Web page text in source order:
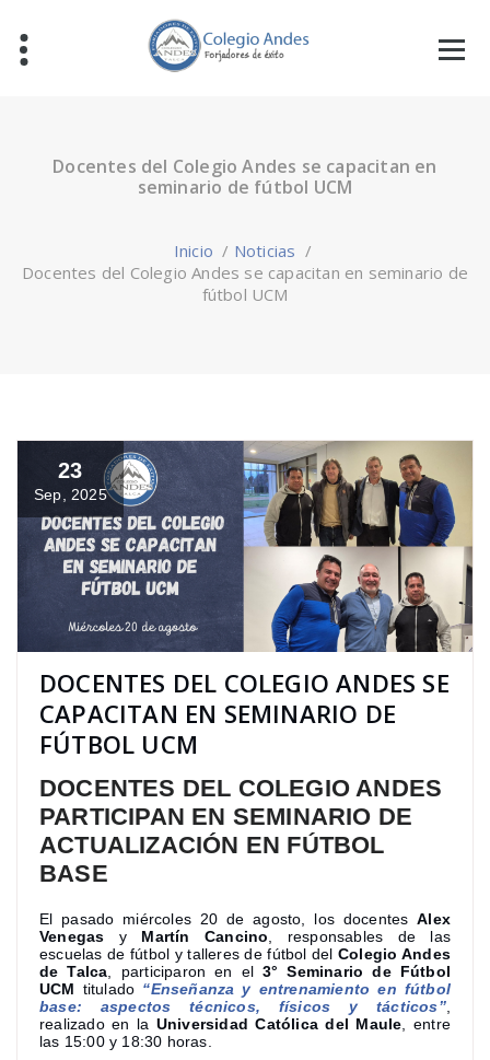
Docentes del Colegio Andes se capacitan en
seminario de fútbol UCM
Inicio / Noticias /
Docentes del Colegio Andes se capacitan en seminario de
fútbol UCM
23
Sep, 2025
DOCENTES DEL COLEGIO ANDES SE
CAPACITAN EN SEMINARIO DE
FÚTBOL UCM
DOCENTES DEL COLEGIO ANDES
PARTICIPAN EN SEMINARIO DE
ACTUALIZACIÓN EN FÚTBOL
BASE
El pasado miércoles 20 de agosto, los docentesAlex
Venegas y Martín Cancino, responsables de las
escuelas de fútbol y talleres de fútbol delColegio Andes
de Talca, participaron en el3° Seminario de Fútbol
UCM titulado “Enseñanza y entrenamiento en fútbol
base: aspectos técnicos, físicos y tácticos”,
realizado en la Universidad Católica del Maule, entre
las 15:00 y 18:30 horas.